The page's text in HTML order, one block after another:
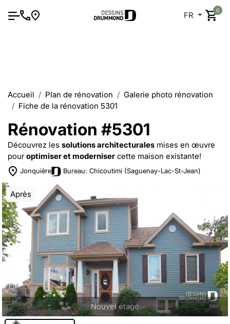
FR
0
Accueil Plan de rénovation
Galerie photo rénovation
Fiche de la rénovation 5301
Rénovation #5301
Découvrez les solutions architecturales mises en œuvre
pouroptimiser et moderniser cette maison existante!
Jonquière Bureau: Chicoutimi (Saguenay-Lac-St-Jean)
Après
Nouvel étage